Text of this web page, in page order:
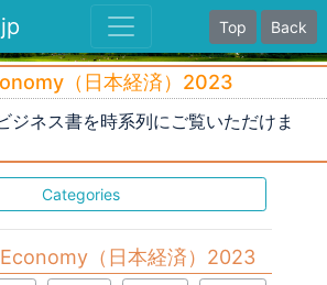
Top Back
（日本経済）2023
ジネス書を時系列にご覧いただけま
Categories
（日本経済）2023